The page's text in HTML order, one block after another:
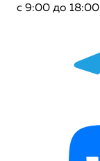
с 9:00 до 18:00